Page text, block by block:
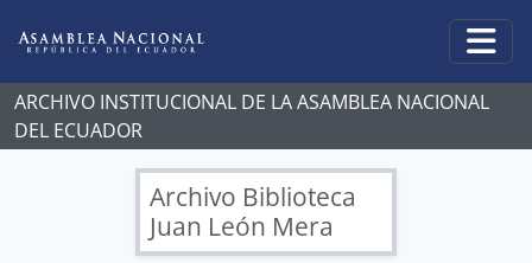
ARCHIVO INSTITUCIONAL DE LA ASAMBLEA NACIONAL
DEL ECUADOR
Archivo Biblioteca
Juan León Mera